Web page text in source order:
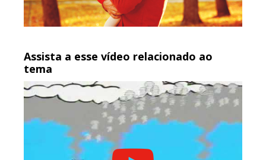
Assista a esse vídeo relacionado ao
tema